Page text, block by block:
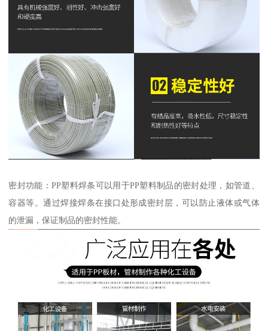
密封功能：PP塑料焊条可以用于PP塑料制品的密封处理，如管道、
容器等。通过焊接焊条在接口处形成密封层，可以防止液体或气体
的泄漏，保证制品的密封性能。